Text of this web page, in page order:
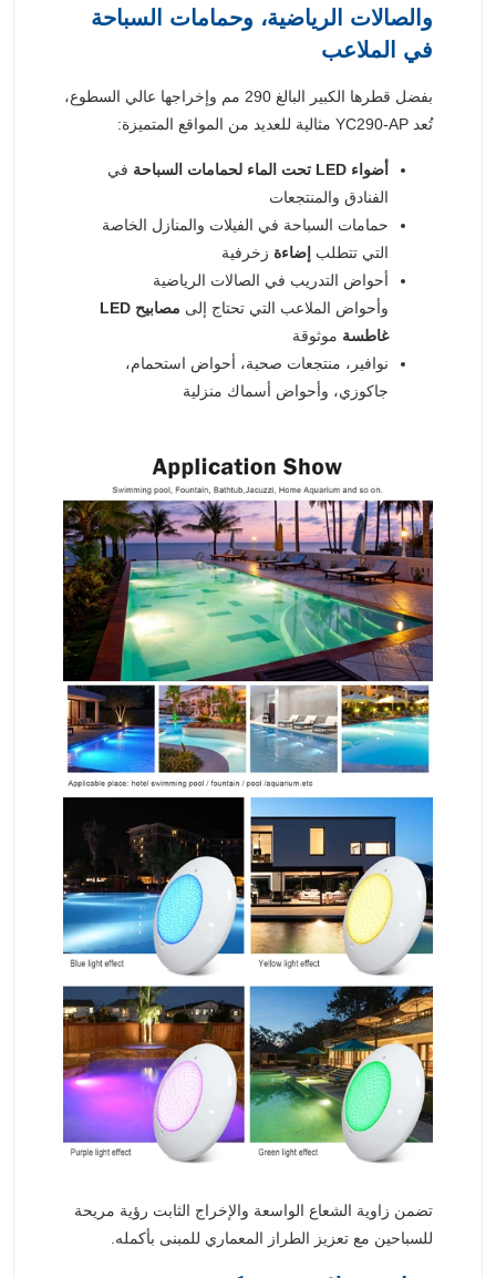
والصالات الرياضية، وحمامات السباحة
في الملاعب
بفضل قطرها الكبير البالغ 290 مم وإخراجها عالي السطوع،
تُعد YC290-AP مثالية للعديد من المواقع المتميزة:
أضواء LED تحت الماء لحمامات السباحة
في
الفنادق والمنتجعات
حمامات السباحة في الفيلات والمنازل الخاصة
التي تتطلب إضاءة زخرفية
أحواض التدريب في الصالات الرياضية
وأحواض الملاعب التي تحتاج إلى
مصابيح LED
غاطسة موثوقة
نوافير، منتجعات صحية، أحواض استحمام،
جاكوزي، وأحواض أسماك منزلية
تضمن زاوية الشعاع الواسعة والإخراج الثابت رؤية مريحة
للسباحين مع تعزيز الطراز المعماري للمبنى بأكمله.